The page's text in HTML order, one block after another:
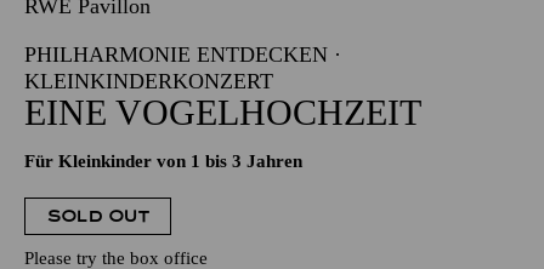
RWE Pavillon
PHILHARMONIE ENTDECKEN ·
KLEINKINDERKONZERT
EINE VOGELHOCHZEIT
Für Kleinkinder von 1 bis 3 Jahren
SOLD OUT
Please try the box office